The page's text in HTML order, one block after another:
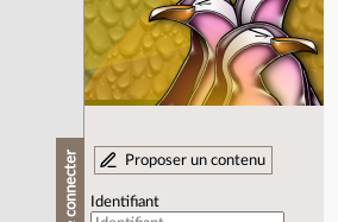
Se connecter Proposer un contenu
Identifiant